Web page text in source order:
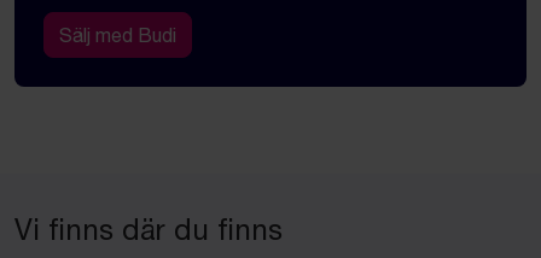
Sälj med Budi
Vi finns där du finns